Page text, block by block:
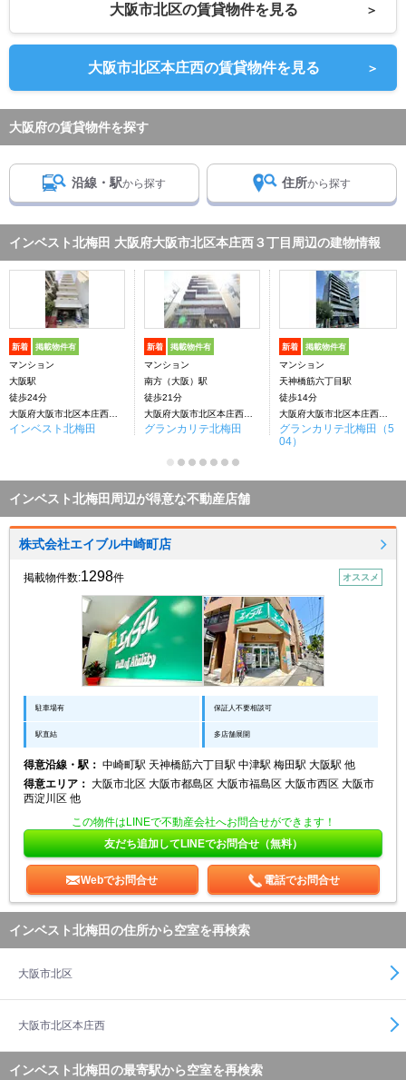
大阪市北区の賃貸物件を見る ＞
大阪市北区本庄西の賃貸物件を見る ＞
大阪府の賃貸物件を探す
沿線・駅から探す 住所から探す
インベスト北梅田 大阪府大阪市北区本庄西３丁目周辺の建物情報
新着 掲載物件有
マンション
大阪駅
徒歩24分
インベスト北梅田
新着 掲載物件有
マンション
南方（大阪）駅
徒歩21分
グランカリテ北梅田
新着 掲載物件有
マンション
天神橋筋六丁目駅
徒歩14分
グランカリテ北梅田（5
04）
インベスト北梅田周辺が得意な不動産店舗
株式会社エイブル中崎町店
掲載物件数:1298件 オススメ
駐車場有 保証人不要相談可
駅直結 多店舗展開
得意沿線・駅： 中崎町駅 天神橋筋六丁目駅 中津駅 梅田駅 大阪駅 他
得意エリア： 大阪市北区 大阪市都島区 大阪市福島区 大阪市西区 大阪市
西淀川区 他
この物件はLINEで不動産会社へお問合せができます！
友だち追加してLINEでお問合せ（無料）
Webでお問合せ 電話でお問合せ
インベスト北梅田の住所から空室を再検索
大阪市北区
大阪市北区本庄西
インベスト北梅田の最寄駅から空室を再検索